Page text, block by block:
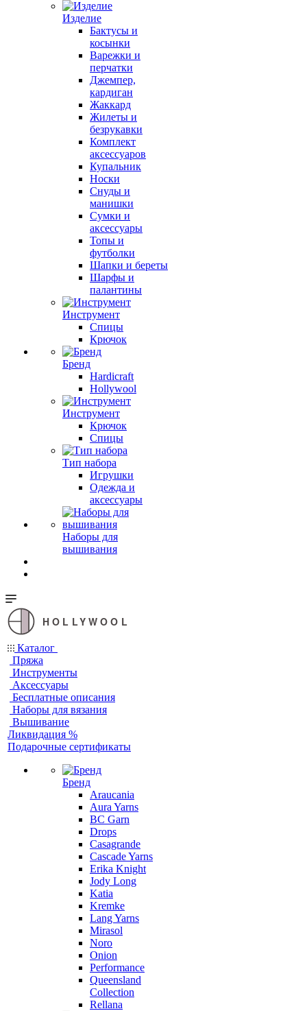
Изделие
Бактусы и
косынки
Варежки и
перчатки
Джемпер,
кардиган
Жаккард
Жилеты и
безрукавки
Комплект
аксессуаров
Купальник
Носки
Снуды и
манишки
Сумки и
аксессуары
Топы и
футболки
Шапки и береты
Шарфы и
палантины
Инструмент
Спицы
Крючок
Бренд
Hardicraft
Hollywool
Инструмент
Крючок
Спицы
Тип набора
Игрушки
Одежда и
аксессуары
Наборы для
вышивания
HOLLYWOOL
Каталог
Пряжа
Инструменты
Аксессуары
Бесплатные описания
Наборы для вязания
Вышивание
Ликвидация %
Подарочные сертификаты
Бренд
Araucania
Aura Yarns
BC Garn
Drops
Casagrande
Cascade Yarns
Erika Knight
Jody Long
Katia
Kremke
Lang Yarns
Mirasol
Noro
Onion
Performance
Queensland
Collection
Rellana